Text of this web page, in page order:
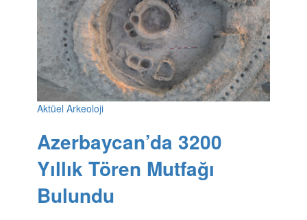
Aktüel Arkeoloji
Azerbaycan’da 3200
Yıllık Tören Mutfağı
Bulundu